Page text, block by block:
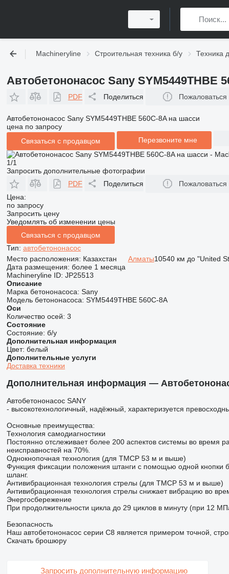
Machineryline Строительная техника б/у Техника
Автобетононасос Sany SYM5449THBE
PDF Поделиться Пожаловаться
Автобетононасос Sany SYM5449THBE 560C-8A на шасси
цена по запросу
Связаться с продавцом
Перезвоните мне
1/1
Запросить дополнительные фотографии
PDF
Поделиться Пожаловаться
Цена:
по запросу
Запросить цену
Уведомлять об изменении цены
Связаться с продавцом
Тип: автобетононасос
Место расположения: Казахстан Алматы10540 км до "United
Дата размещения: более 1 месяца
Machineryline ID: JP25513
Описание
Марка бетононасоса: Sany
Модель бетононасоса: SYM5449THBE 560C-8A
Оси
Количество осей: 3
Состояние
Состояние: б/у
Дополнительная информация
Цвет: белый
Дополнительные услуги
Доставка техники
Дополнительная информация —
Автобетононасос SANY
- высокотехнологичный, надёжный, характеризуется
Основные преимущества:
Технология самодиагностики
Постоянно отслеживает более 200 аспектов системы во время
неисправностей на 70%.
Однокнопочная технология (для TMCP 53 м и выше)
Функция фиксации положения штанги с помощью одной кнопки
шланг.
Антивибрационная технология стрелы (для TMCP 53 м и выше)
Антивибрационная технология стрелы снижает вибрацию во
Энергосбережение
При продолжительности цикла до 29 циклов в минуту (при 12
Безопасность
Наш автобетононасос серии C8 является примером точной,
Скачать брошюру
Запросить дополнительную информацию